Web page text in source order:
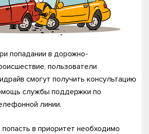
попадании в дорожно-
пользователи
смогут получить консультацию
службы поддержки по
линии.
в приоритет необходимо